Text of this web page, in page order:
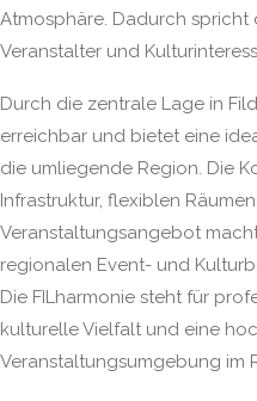
Atmosphäre. Dadurch spricht
Veranstalter und
Durch die zentrale Lage in
erreichbar und bietet eine
die umliegende Region. Die
Infrastruktur, flexiblen
Veranstaltungsangebot
regionalen Event- und
Die FILharmonie steht für
kulturelle Vielfalt und eine
Veranstaltungsumgebung im